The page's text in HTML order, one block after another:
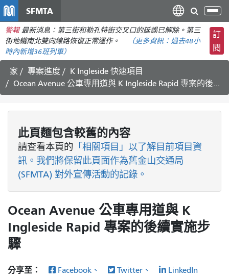
主
要
容
SFMTA
切
換
導
航
警報 最新消息：第三街和勒孔特街交叉口的延誤已解除。第三
街地鐵南北雙向線路恢復正常運作。
（更多資訊： 過去48小
時內新增36班列車）
訂
閱
家 專案進度
K Ingleside 快速項目
Ocean Avenue 公車專用道與 K Ingleside Rapid 專案的後續實施步驟
此頁麵包含較舊的內容
請查看本頁的 「相關項目」以了解目前項目資
訊。我們將保留此頁面作為舊金山交通局
(SFMTA) 對外宣傳活動的記錄。
Ocean Avenue 公車專用道與 K
Ingleside Rapid 專案的後續實施步
驟
分享至： Facebook、 Twitter、 LinkedIn